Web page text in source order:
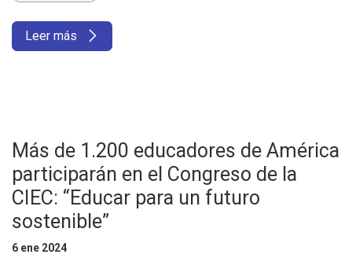
Leer más
Más de 1.200 educadores de América
participarán en el Congreso de la
CIEC: “Educar para un futuro
sostenible”
6 ene 2024